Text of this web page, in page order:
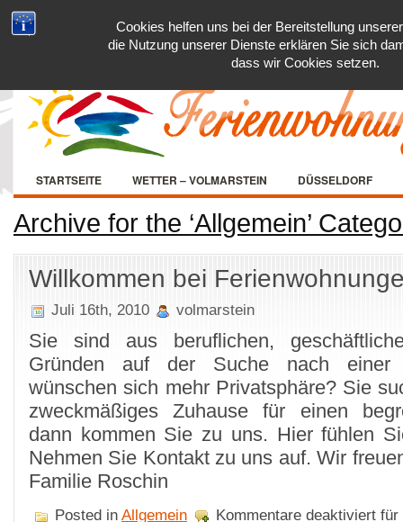
Cookies helfen uns bei der Bereitstellung
die Nutzung unserer Dienste erklären Sie sich
dass wir Cookies setzen.
STARTSEITE WETTER – VOLMARSTEIN DÜSSELDORF
Archive for the ‘Allgemein’
Willkommen bei
Juli 16th, 2010 volmarstein
Sie sind aus beruflichen,
Gründen auf der Suche nach einer
wünschen sich mehr Privatsphäre? Sie
zweckmäßiges Zuhause für einen
dann kommen Sie zu uns. Hier fühlen
Nehmen Sie Kontakt zu uns auf. Wir
Familie Roschin
Posted in Allgemein Kommentare deaktiviert für